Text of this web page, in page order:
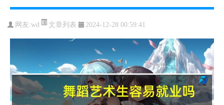
网友:wd 文章列表 2024-12-28 00:59:41